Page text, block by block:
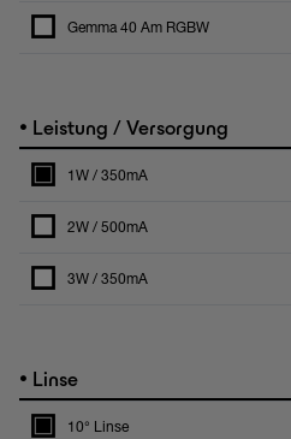
Gemma 40 Am RGBW
• Leistung / Versorgung
1W / 350mA
2W / 500mA
3W / 350mA
• Linse
10° Linse